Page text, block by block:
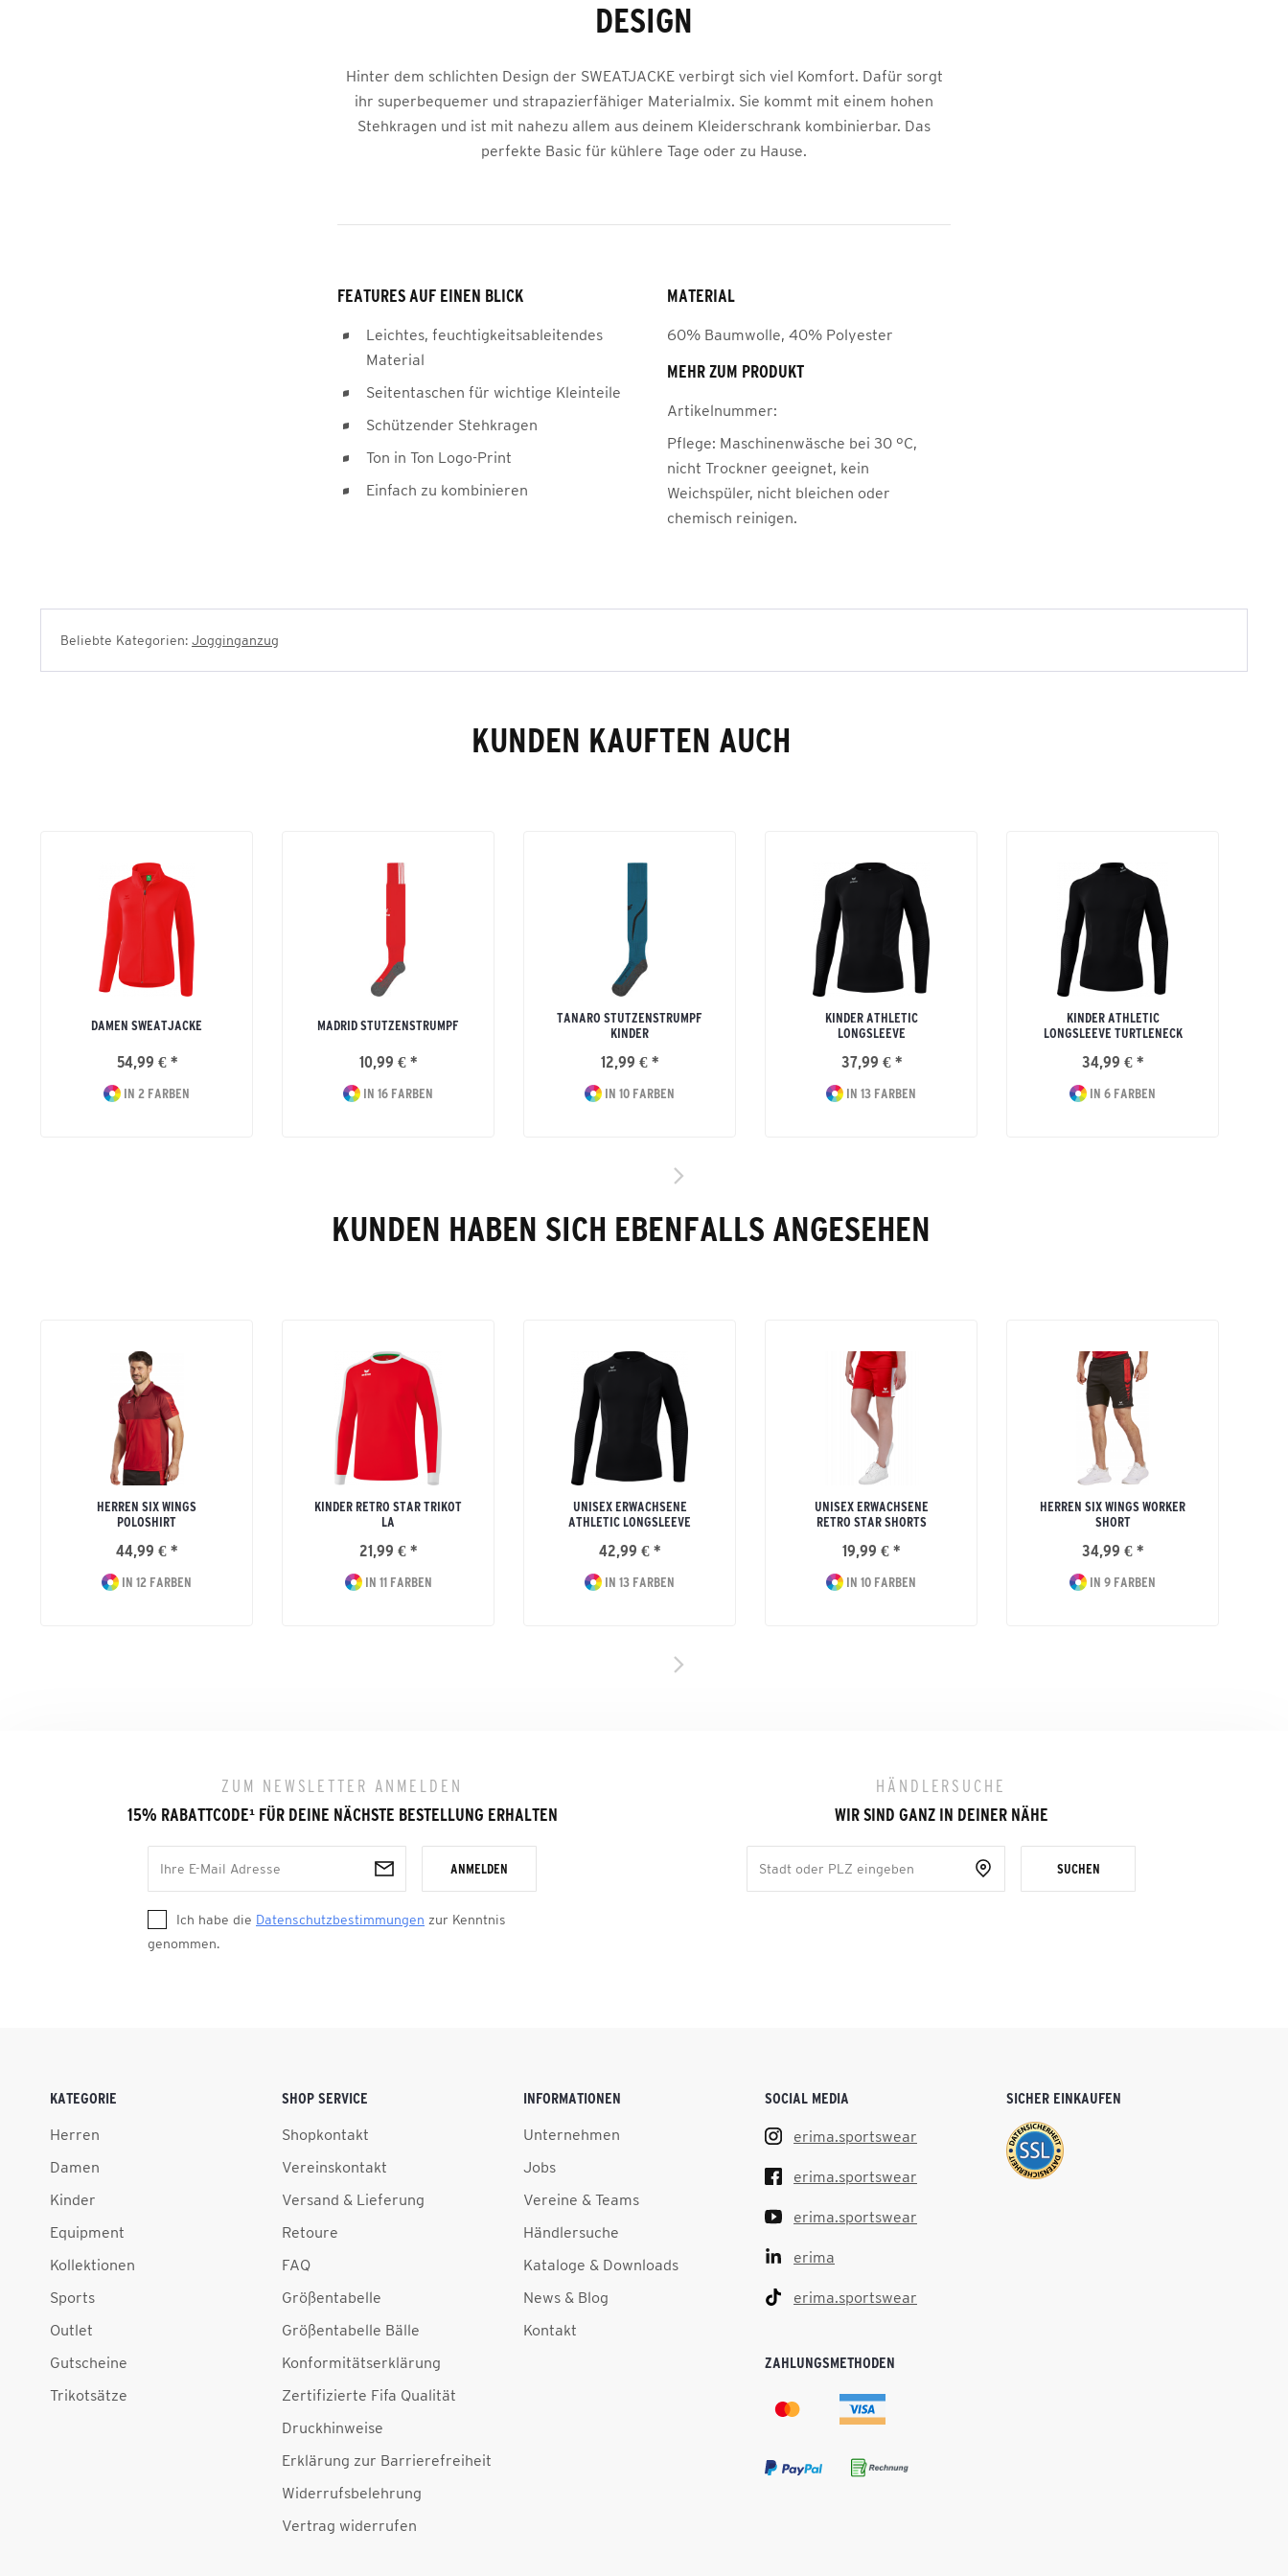
DESIGN
Hinter dem schlichten Design der SWEATJACKE verbirgt sich viel Komfort. Dafür sorgt
ihr superbequemer und strapazierfähiger Materialmix. Sie kommt mit einem hohen
Stehkragen und ist mit nahezu allem aus deinem Kleiderschrank kombinierbar. Das
perfekte Basic für kühlere Tage oder zu Hause.
FEATURES AUF EINEN BLICK
Leichtes, feuchtigkeitsableitendes
Material
Seitentaschen für wichtige Kleinteile
Schützender Stehkragen
Ton in Ton Logo-Print
Einfach zu kombinieren
MATERIAL
60% Baumwolle, 40% Polyester
MEHR ZUM PRODUKT
Artikelnummer:
Pflege: Maschinenwäsche bei 30 °C,
nicht Trockner geeignet, kein
Weichspüler, nicht bleichen oder
chemisch reinigen.
Beliebte Kategorien: Jogginganzug
KUNDEN KAUFTEN AUCH
DAMEN SWEATJACKE
54,99 € *
IN 2 FARBEN
MADRID STUTZENSTRUMPF
10,99 € *
IN 16 FARBEN
TANARO STUTZENSTRUMPF
KINDER
12,99 € *
IN 10 FARBEN
KINDER ATHLETIC
LONGSLEEVE
37,99 € *
IN 13 FARBEN
KINDER ATHLETIC
LONGSLEEVE TURTLENECK
34,99 € *
IN 6 FARBEN
KUNDEN HABEN SICH EBENFALLS ANGESEHEN
HERREN SIX WINGS
POLOSHIRT
44,99 € *
IN 12 FARBEN
KINDER RETRO STAR TRIKOT
LA
21,99 € *
IN 11 FARBEN
UNISEX ERWACHSENE
ATHLETIC LONGSLEEVE
42,99 € *
IN 13 FARBEN
UNISEX ERWACHSENE
RETRO STAR SHORTS
19,99 € *
IN 10 FARBEN
HERREN SIX WINGS WORKER
SHORT
34,99 € *
IN 9 FARBEN
ZUM NEWSLETTER ANMELDEN
15% RABATTCODE¹FÜR DEINE NÄCHSTE BESTELLUNG ERHALTEN
ANMELDEN
Ich habe die Datenschutzbestimmungen zur Kenntnis
genommen.
HÄNDLERSUCHE
WIR SIND GANZ IN DEINER NÄHE
SUCHEN
KATEGORIE
Herren
Damen
Kinder
Equipment
Kollektionen
Sports
Outlet
Gutscheine
Trikotsätze
SHOP SERVICE
Shopkontakt
Vereinskontakt
Versand & Lieferung
Retoure
FAQ
Größentabelle
Größentabelle Bälle
Konformitätserklärung
Zertifizierte Fifa Qualität
Druckhinweise
Erklärung zur Barrierefreiheit
Widerrufsbelehrung
Vertrag widerrufen
INFORMATIONEN
Unternehmen
Jobs
Vereine & Teams
Händlersuche
Kataloge & Downloads
News & Blog
Kontakt
SOCIAL MEDIA
erima.sportswear
erima.sportswear
erima.sportswear
erima
erima.sportswear
ZAHLUNGSMETHODEN
SICHER EINKAUFEN